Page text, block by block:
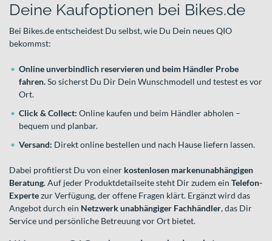
Deine Kaufoptionen bei Bikes.de
Bei Bikes.de entscheidest Du selbst, wie Du Dein neues QIO
bekommst:
Online unverbindlich reservieren und beim Händler Probe
fahren.So sicherst Du Dir Dein Wunschmodell und testest es vor
Ort.
Click & Collect: Online kaufen und beim Händler abholen –
bequem und planbar.
Versand: Direkt online bestellen und nach Hause liefern lassen.
Dabei profitierst Du von einer kostenlosen markenunabhängigen
Beratung. Auf jeder Produktdetailseite steht Dir zudem ein Telefon-
Expertezur Verfügung, der offene Fragen klärt. Ergänzt wird das
Angebot durch ein Netzwerk unabhängiger Fachhändler, das Dir
Service und persönliche Betreuung vor Ort bietet.